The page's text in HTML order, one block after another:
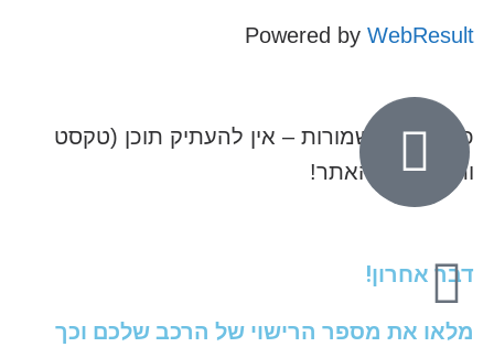
Powered byWebResult
כל הזכויות שמורות – אין להעתיק תוכן (טקסט
ותמונות) מהאתר!
דבר אחרון!
מלאו את מספר הרישוי של הרכב שלכם וכך